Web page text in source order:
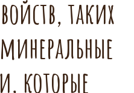
таких
которые